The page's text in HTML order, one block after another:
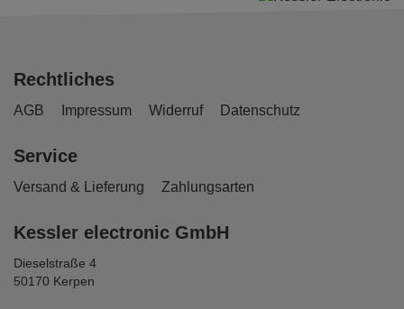
Rechtliches
AGB Impressum Widerruf Datenschutz
Service
Versand & Lieferung Zahlungsarten
Kessler electronic GmbH
Dieselstraße 4
50170 Kerpen